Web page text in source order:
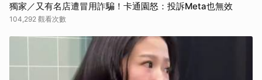
獨家／又有名店遭冒用詐騙！卡通園怒：投訴Meta也無效
104,292 觀看次數